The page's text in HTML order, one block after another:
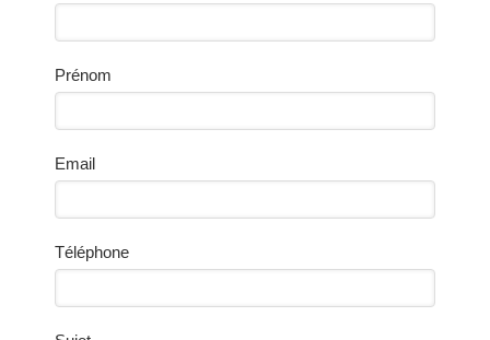
Prénom
Email
Téléphone